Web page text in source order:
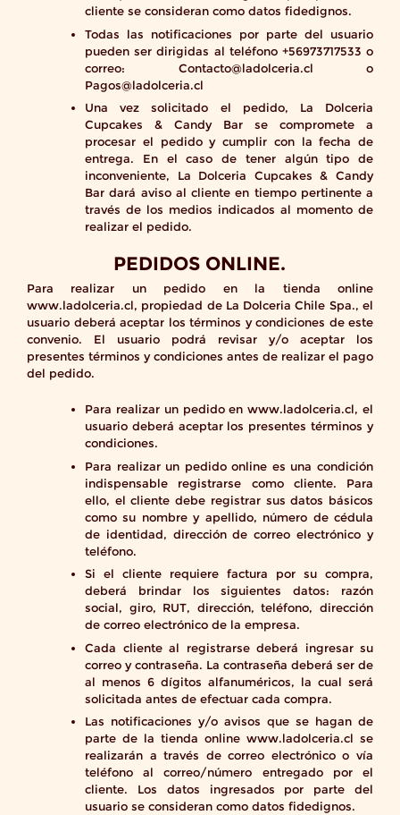
cliente se consideran como datos fidedignos.
Todas las notificaciones por parte del usuario
pueden ser dirigidas al teléfono +56973717533 o
correo: Contacto@ladolceria.cl o
Pagos@ladolceria.cl
Una vez solicitado el pedido, La Dolceria
Cupcakes & Candy Bar se compromete a
procesar el pedido y cumplir con la fecha de
entrega. En el caso de tener algún tipo de
inconveniente, La Dolceria Cupcakes & Candy
Bar dará aviso al cliente en tiempo pertinente a
través de los medios indicados al momento de
realizar el pedido.
PEDIDOS ONLINE.
Para realizar un pedido en la tienda online
www.ladolceria.cl, propiedad de La Dolceria Chile Spa., el
usuario deberá aceptar los términos y condiciones de este
convenio. El usuario podrá revisar y/o aceptar los
presentes términos y condiciones antes de realizar el pago
del pedido.
Para realizar un pedido en www.ladolceria.cl, el
usuario deberá aceptar los presentes términos y
condiciones.
Para realizar un pedido online es una condición
indispensable registrarse como cliente. Para
ello, el cliente debe registrar sus datos básicos
como su nombre y apellido, número de cédula
de identidad, dirección de correo electrónico y
teléfono.
Si el cliente requiere factura por su compra,
deberá brindar los siguientes datos: razón
social, giro, RUT, dirección, teléfono, dirección
de correo electrónico de la empresa.
Cada cliente al registrarse deberá ingresar su
correo y contraseña. La contraseña deberá ser de
al menos 6 dígitos alfanuméricos, la cual será
solicitada antes de efectuar cada compra.
Las notificaciones y/o avisos que se hagan de
parte de la tienda online www.ladolceria.cl se
realizarán a través de correo electrónico o vía
teléfono al correo/número entregado por el
cliente. Los datos ingresados por parte del
usuario se consideran como datos fidedignos.